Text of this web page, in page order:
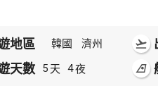
地區 韓國
濟州
天數 5 天 4夜
flight_takeoff
airlines